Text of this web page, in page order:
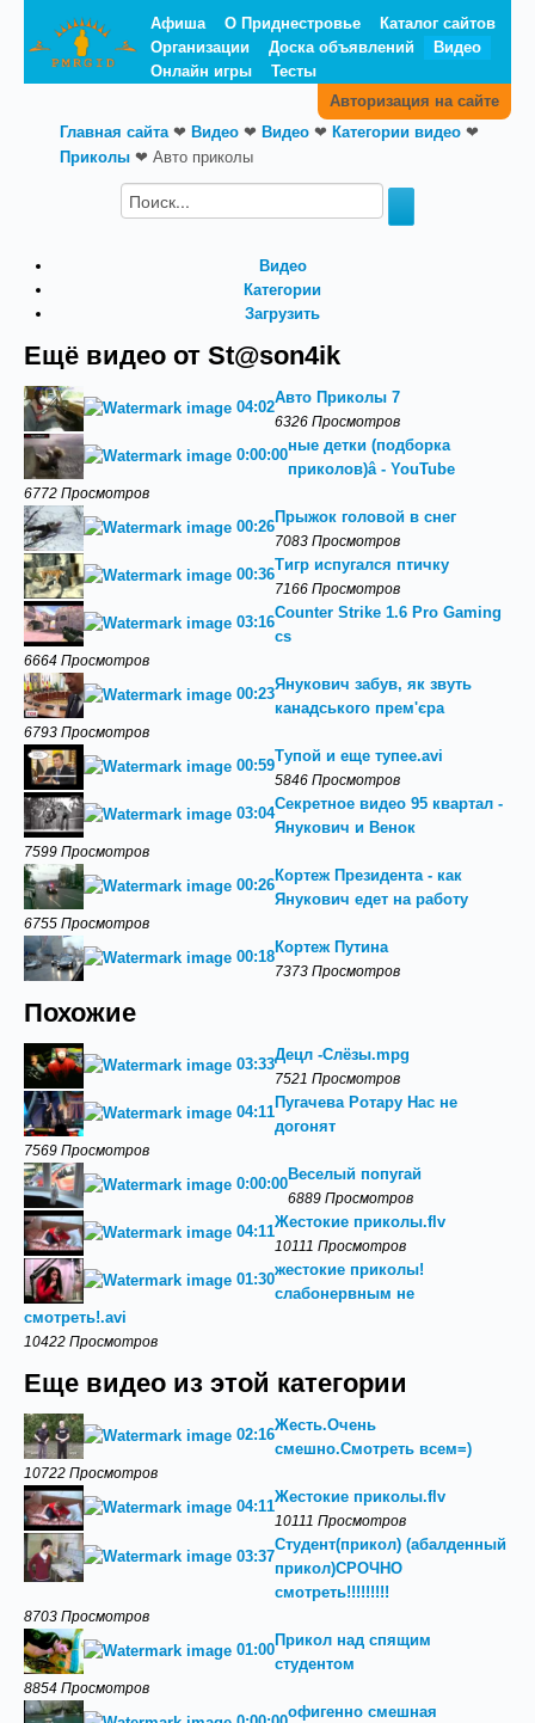
Афиша О Приднестровье
Каталог сайтов
Организации
Доска объявлений
Видео
Онлайн игры
Тесты
Авторизация на сайте
Главная сайта❤ Видео ❤ Видео ❤ Категории видео ❤
Приколы ❤ Авто приколы
Видео
Категории
Загрузить
Ещё видео от St@son4ik
04:02
Авто Приколы 7
6326 Просмотров
0:00:00
ные детки (подборка
приколов)‬â - YouTube
6772 Просмотров
00:26
Прыжок головой в снег
7083 Просмотров
00:36
Тигр испугался птичку
7166 Просмотров
03:16
Counter Strike 1.6 Pro Gaming
cs
6664 Просмотров
00:23
Янукович забув, як звуть
канадського прем'єра
6793 Просмотров
00:59
Тупой и еще тупее.avi
5846 Просмотров
03:04
Секретное видео 95 квартал -
Янукович и Венок
7599 Просмотров
00:26
Кортеж Президента - как
Янукович едет на работу
6755 Просмотров
00:18
Кортеж Путина
7373 Просмотров
Похожие
03:33
Децл -Слёзы.mpg
7521 Просмотров
04:11
Пугачева Ротару Нас не
догонят
7569 Просмотров
0:00:00
Веселый попугай
6889 Просмотров
04:11
Жестокие приколы.flv
10111 Просмотров
01:30
жестокие приколы!
слабонервным не
смотреть!.avi
10422 Просмотров
Еще видео из этой категории
02:16
Жесть.Очень
смешно.Смотреть всем=)
10722 Просмотров
04:11
Жестокие приколы.flv
10111 Просмотров
03:37
Студент(прикол) (абалденный
прикол)СРОЧНО
смотреть!!!!!!!!!
8703 Просмотров
01:00
Прикол над спящим
студентом
8854 Просмотров
офигенно смешная